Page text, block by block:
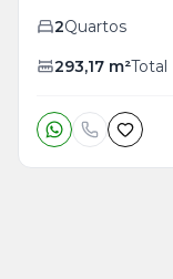
2Quartos
293,17 m²Total